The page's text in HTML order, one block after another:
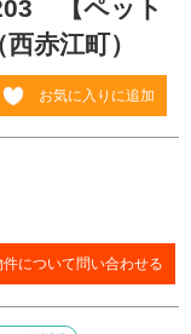
【ペット
赤江町）
お気に入りに追加
件について問い合わせる